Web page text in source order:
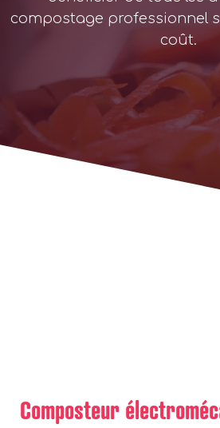
compostage professionnel
coût.
Composteur